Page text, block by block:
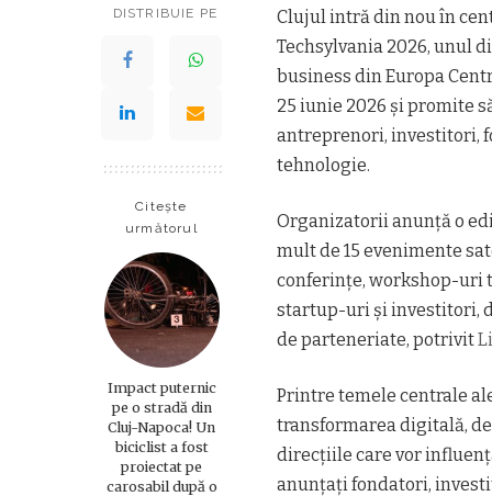
DISTRIBUIE PE
Citește
următorul
Impact puternic
pe o stradă din
Cluj-Napoca! Un
biciclist a fost
proiectat pe
carosabil după o
Clujul intră din nou în
Techsylvania 2026, unul
business din Europa
25 iunie 2026 și promite
antreprenori, investitori,
tehnologie.
Organizatorii anunță o
mult de 15 evenimente
conferințe, workshop-uri
startup-uri și investitori,
de parteneriate, potrivit
Printre temele centrale
transformarea digitală,
direcțiile care vor
anunțați fondatori,